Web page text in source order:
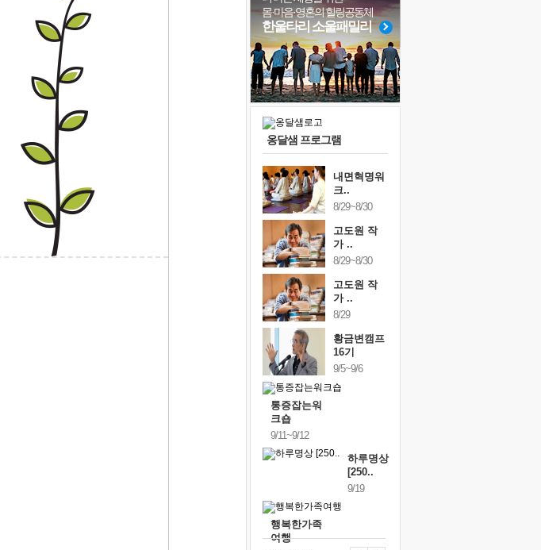
'말 타는 법'을 먼저
졸업식 사진을 보며
극심한 변비, 어깨결림, 수면 장애
아픈 아버지를 위한 공간 설계
슬럼프
보고 싶은 어머니
못된 꼰대들
#극복
#친구
#계획
#유튜브
#경험
#명상
#링컨학교
#바이러스
#아이들
몸·마음·영혼의 힐링공동체
한울타리 소울패밀리
옹달샘 프로그램
내면혁명워
크..
8/29~8/30
고도원 작
가 ..
8/29~8/30
고도원 작
가 ..
8/29
황금변캠프
16기
9/5~9/6
통증잡는워
크숍
9/11~9/12
하루명상
[250..
9/19
행복한가족
여행